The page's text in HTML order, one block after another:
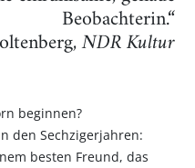
Beobachterin.“
NDR Kultur
beginnen?
den Sechzigerjahren:
besten Freund, das